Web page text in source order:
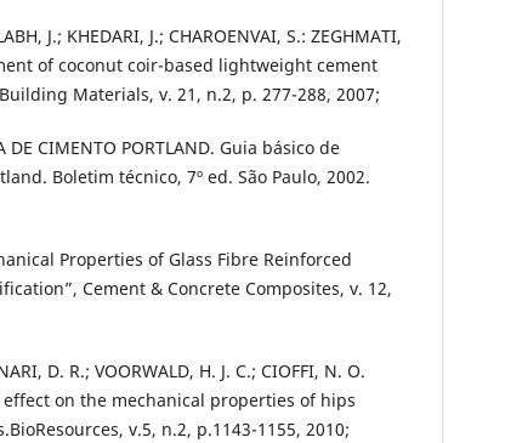
J.; KHEDARI, J.; CHAROENVAI, S.: ZEGHMATI,
of coconut coir-based lightweight cement
Materials, v. 21, n.2, p. 277-288, 2007;
DE CIMENTO PORTLAND. Guia básico de
Boletim técnico, 7º ed. São Paulo, 2002.
Properties of Glass Fibre Reinforced
Cement & Concrete Composites, v. 12,
D. R.; VOORWALD, H. J. C.; CIOFFI, N. O.
on the mechanical properties of hips
v.5, n.2, p.1143-1155, 2010;